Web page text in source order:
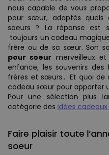
nous capable de vous
pour sœur, adaptés quels
soeurs ? La réponse est
toujours un cadeau
frère ou de sa sœur. Son
pour soeur merveilleux
enfance, les souvenirs
frères et sœurs… Et quoi de
cadeau sœur pour apporter
Pour une sélection plus
catégorie des idées
Faire plaisir toute
soeur